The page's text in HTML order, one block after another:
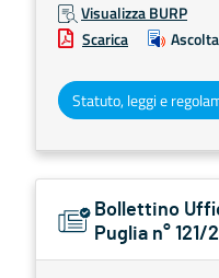
Visualizza BURP
Scarica
Ascolta
Statuto, leggi e
Bollettino
Puglia n° 121/